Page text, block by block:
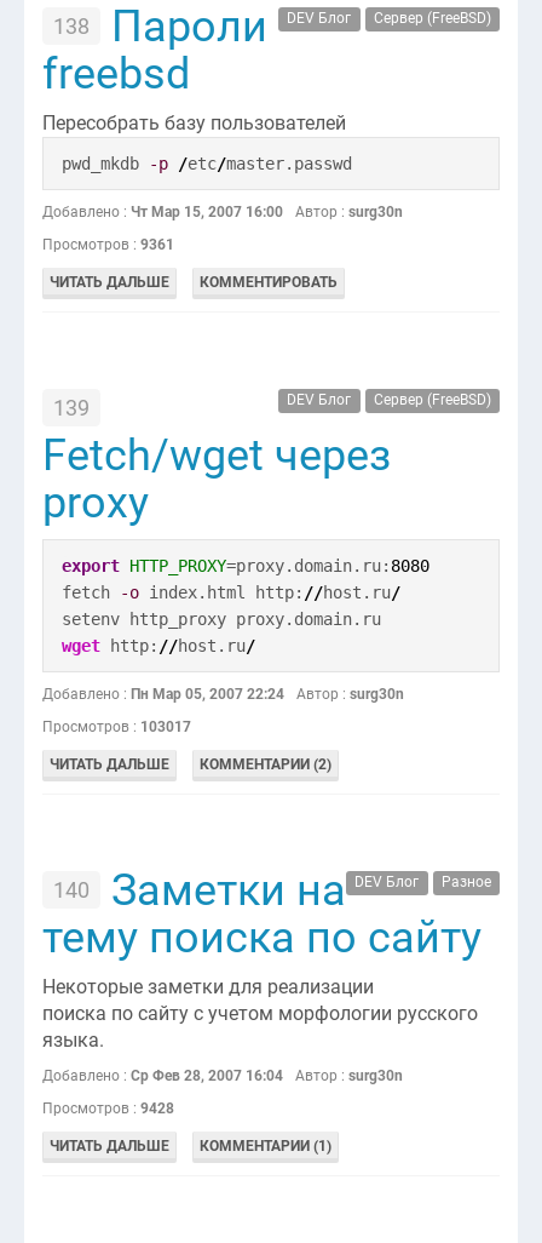
DEV Блог Сервер (FreeBSD)
138
Пароли
freebsd
Пересобрать базу пользователей
pwd_mkdb -p /etc/master.passwd
Добавлено : Чт Мар 15, 2007 16:00 Автор : surg30n
Просмотров : 9361
ЧИТАТЬ ДАЛЬШЕ КОММЕНТИРОВАТЬ
DEV Блог Сервер (FreeBSD)
139
Fetch/wget через
proxy
export HTTP_PROXY=proxy.domain.ru: 8080
fetch
-o index.html http: //host.ru/
setenv http_proxy proxy.domain.ru
wget http: //host.ru/
Добавлено : Пн Мар 05, 2007 22:24 Автор : surg30n
Просмотров : 103017
ЧИТАТЬ ДАЛЬШЕ КОММЕНТАРИИ (2)
DEV Блог Разное
140
Заметки на
тему поиска по сайту
Некоторые заметки для реализации
поиска по сайту с учетом морфологии русского
языка.
Добавлено : Ср Фев 28, 2007 16:04 Автор : surg30n
Просмотров : 9428
ЧИТАТЬ ДАЛЬШЕ КОММЕНТАРИИ (1)